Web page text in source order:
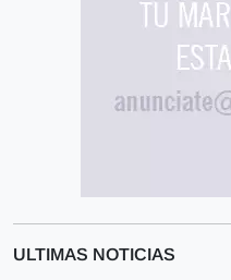
ULTIMAS NOTICIAS